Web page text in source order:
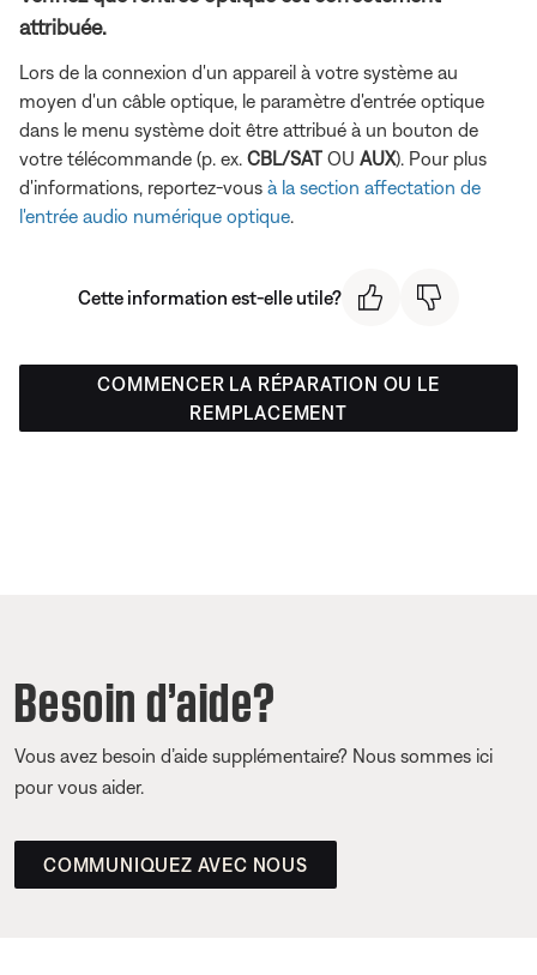
attribuée.
Lors de la connexion d'un appareil à votre système au
moyen d'un câble optique, le paramètre d'entrée optique
dans le menu système doit être attribué à un bouton de
votre télécommande (p. ex. CBL/SAT OU AUX). Pour plus
d'informations, reportez-vous à la section affectation de
l'entrée audio numérique optique
Cette information est-elle utile?
COMMENCER LA RÉPARATION OU LE
REMPLACEMENT
Besoin d’aide?
Vous avez besoin d’aide supplémentaire? Nous sommes ici
pour vous aider.
COMMUNIQUEZ AVEC NOUS